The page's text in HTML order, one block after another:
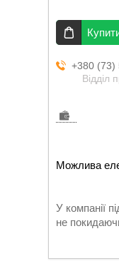
+380 (73)
Відділ
У компанії
не